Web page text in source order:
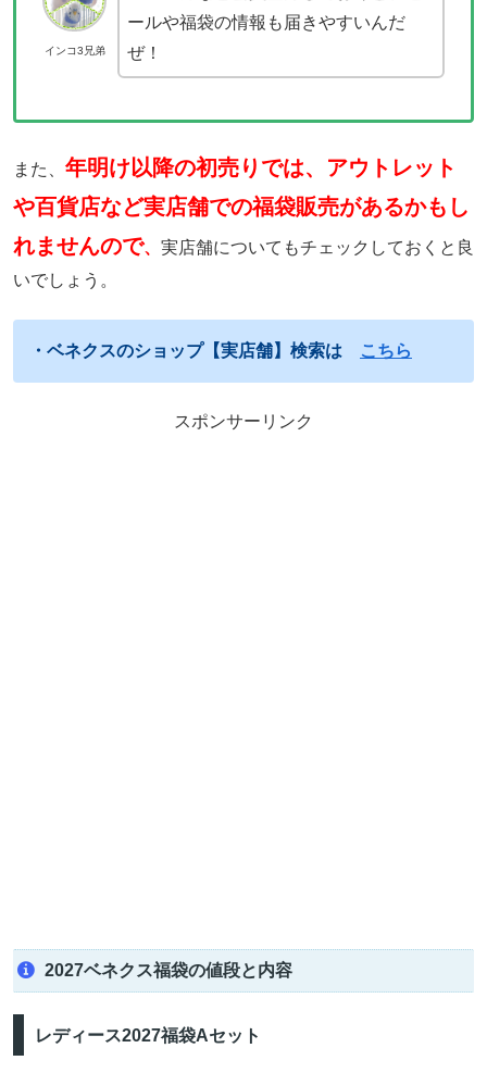
インコ3兄弟
ールや福袋の情報も届きやすいんだ
ぜ！
また、 年明け以降の初売りでは、アウトレット
や百貨店など実店舗での福袋販売があるかもし
れませんので、 実店舗についてもチェックしておくと良
いでしょう。
・ベネクスのショップ【実店舗】検索は こちら
スポンサーリンク
2027ベネクス福袋の値段と内容
レディース2027福袋Aセット